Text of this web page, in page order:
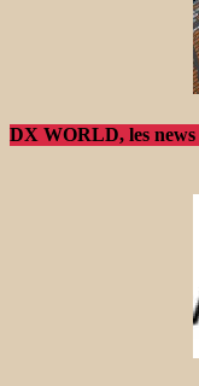
DX WORLD, les news